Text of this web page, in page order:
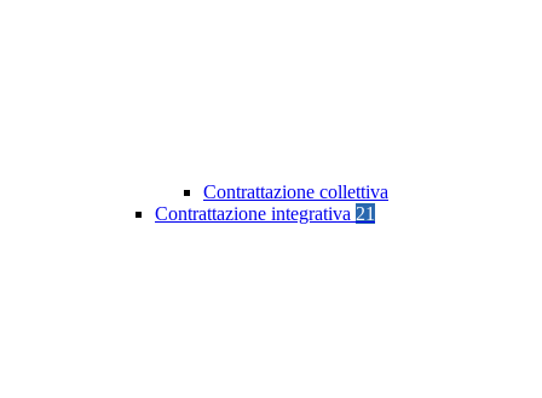
Contrattazione collettiva
Contrattazione integrativa 21